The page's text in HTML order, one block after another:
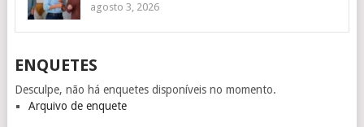
agosto 3, 2026
ENQUETES
Desculpe, não há enquetes disponíveis no momento.
Arquivo de enquete